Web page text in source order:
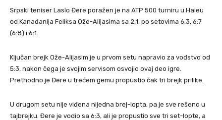
Srpski teniser Laslo Đere poražen je na ATP 500 turniru u Haleu
od Kanađanija Feliksa Ože-Alijasima sa 2:1, po setovima 6:3, 6:7
(6:8) i 6:1.
Ključan brejk Ože-Alijasim je u prvom setu napravio za vođstvo od
5:3, nakon čega je svojim servisom osvojio ovaj deo igre.
Prethodno je Đere u trećem gemu propustio čak tri brejk prilike.
U drugom setu nije viđena nijedna brej-lopta, pa je sve rešeno u
tajbrejku. Đere je vodio sa 6:3, ali je propustio sve tri set-lopte, a